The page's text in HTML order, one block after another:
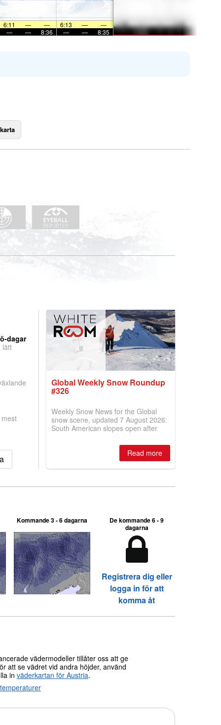
6:11 — — 6:13 —
—
— — 8:36 — — 8:35
dagar
lätt
Global Weekly Snow Roundup
#326
Weekly Snow News for the Global
snow scene, updated 7 August 2026:
South American slopes open after
best conditions of season so far,
Australian areas open most terrain of
2026, northern hemisphere down to
two outdoor areas still open.
Read more
Kommande 3 - 6 dagarna
De kommande 6 - 9
dagarna
Registrera dig eller
logga in för att
komma åt
vädermodeller tillåter oss att ge
att se vädret vid andra höjder, använd
in väderkartan för Austria.